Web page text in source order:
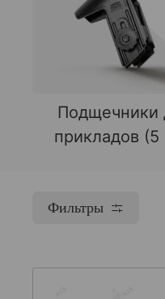
Подщечники
прикладов (5
Фильтры